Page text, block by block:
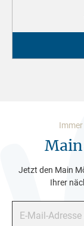
Jetzt den Main
Ihrer